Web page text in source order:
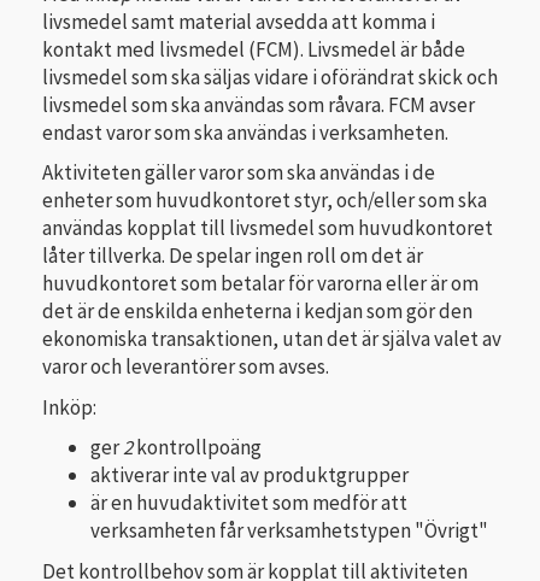
livsmedel samt material avsedda att komma i
kontakt med livsmedel (FCM). Livsmedel är både
livsmedel som ska säljas vidare i oförändrat skick och
livsmedel som ska användas som råvara. FCM avser
endast varor som ska användas i verksamheten.
Aktiviteten gäller varor som ska användas i de
enheter som huvudkontoret styr, och/eller som ska
användas kopplat till livsmedel som huvudkontoret
låter tillverka. De spelar ingen roll om det är
huvudkontoret som betalar för varorna eller är om
det är de enskilda enheterna i kedjan som gör den
ekonomiska transaktionen, utan det är själva valet av
varor och leverantörer som avses.
Inköp:
ger2kontrollpoäng
aktiverar inte val av produktgrupper
är en huvudaktivitet som medför att
verksamheten får verksamhetstypen "Övrigt"
Det kontrollbehov som är kopplat till aktiviteten